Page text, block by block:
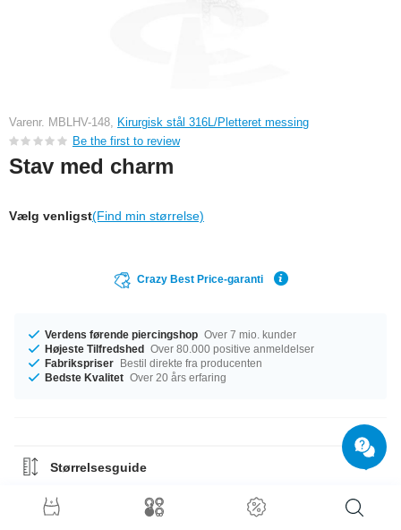
Varenr. MBLHV-148, Kirurgisk stål 316L/Pletteret messing
Be the first to review
Stav med charm
Vælg venligst(Find min størrelse)
Crazy Best Price-garanti
Verdens førende piercingshop Over 7 mio. kunder
Højeste Tilfredshed Over 80.000 positive anmeldelser
Fabrikspriser Bestil direkte fra producenten
Bedste Kvalitet Over 20 års erfaring
Størrelsesguide
Materiale Guide